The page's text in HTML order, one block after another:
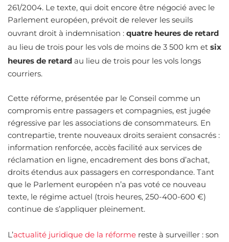
261/2004. Le texte, qui doit encore être négocié avec le
Parlement européen, prévoit de relever les seuils
ouvrant droit à indemnisation : quatre heures de retard
au lieu de trois pour les vols de moins de 3 500 km et six
heures de retard au lieu de trois pour les vols longs
courriers.
Cette réforme, présentée par le Conseil comme un
compromis entre passagers et compagnies, est jugée
régressive par les associations de consommateurs. En
contrepartie, trente nouveaux droits seraient consacrés :
information renforcée, accès facilité aux services de
réclamation en ligne, encadrement des bons d’achat,
droits étendus aux passagers en correspondance. Tant
que le Parlement européen n’a pas voté ce nouveau
texte, le régime actuel (trois heures, 250-400-600 €)
continue de s’appliquer pleinement.
L’actualité juridique de la réforme reste à surveiller : son